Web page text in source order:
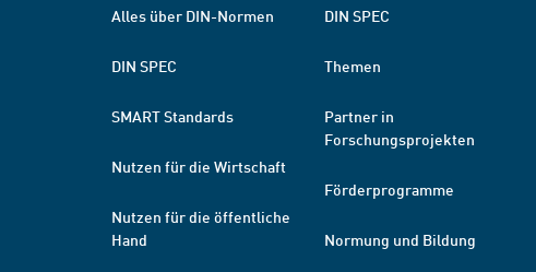
Alles über DIN-Normen
DIN SPEC
SMART Standards
Nutzen für die Wirtschaft
Nutzen für die öffentliche
Hand
DIN SPEC
Themen
Partner in
Forschungsprojekten
Förderprogramme
Normung und Bildung